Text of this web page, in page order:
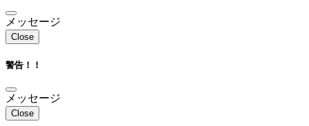
メッセージ
Close
警告！！
メッセージ
Close